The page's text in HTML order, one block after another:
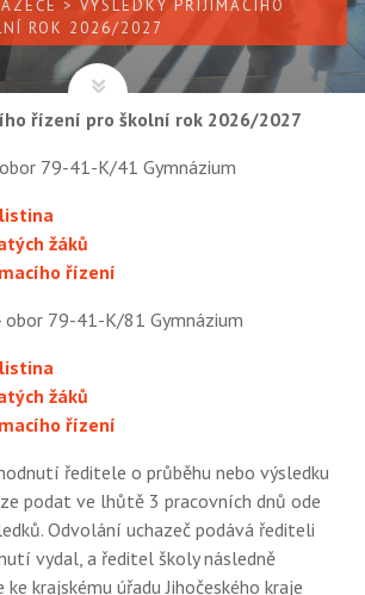
> VÝSLEDKY PŘIJÍMACÍHO
ROK 2026/2027
řízení pro školní rok 2026/2027
79-41-K/41 Gymnázium
žáků
řízení
79-41-K/81 Gymnázium
žáků
řízení
ředitele o průběhu nebo výsledku
podat ve lhůtě 3 pracovních dnů ode
Odvolání uchazeč podává řediteli
vydal, a ředitel školy následně
krajskému úřadu Jihočeského kraje